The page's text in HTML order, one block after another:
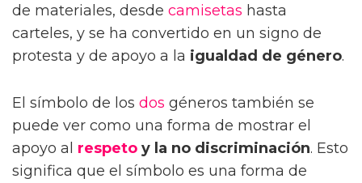
de materiales, desde camisetas hasta
carteles, y se ha convertido en un signo de
protesta y de apoyo a la igualdad de género.
El símbolo de los dos géneros también se
puede ver como una forma de mostrar el
apoyo al respeto y la no discriminación. Esto
significa que el símbolo es una forma de